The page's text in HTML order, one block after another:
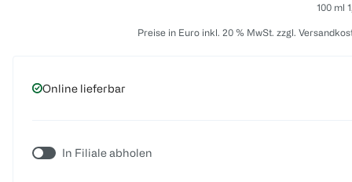
100 ml
Preise in Euro inkl. 20 % MwSt. zzgl.
Online lieferbar
In Filiale abholen